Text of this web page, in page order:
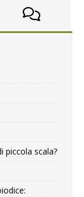
piccola scala?